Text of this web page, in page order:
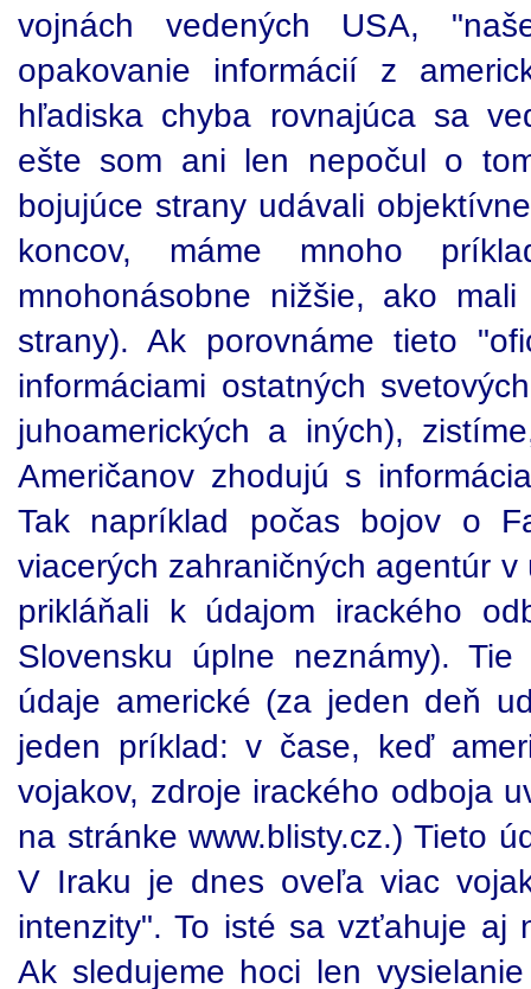
vojnách vedených USA,
opakovanie informácií z
hľadiska chyba rovnajúca sa
ešte som ani len nepočul o
bojujúce strany udávali
koncov, máme mnoho
mnohonásobne nižšie, ako
strany). Ak porovnáme tieto
informáciami ostatných
juhoamerických a iných),
Američanov zhodujú s
Tak napríklad počas bojov o
viacerých zahraničných agentúr
prikláňali k údajom irackého
Slovensku úplne neznámy).
údaje americké (za jeden deň
jeden príklad: v čase, keď
vojakov, zdroje irackého odboja
na stránke www.blisty.cz.) Tieto
V Iraku je dnes oveľa viac
intenzity". To isté sa vzťahuje aj
Ak sledujeme hoci len